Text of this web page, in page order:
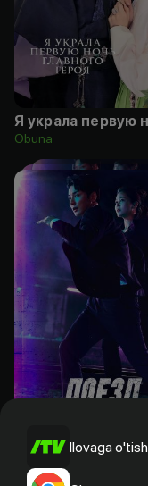
Obuna
Поезд
Obuna
Ilovaga o'tish